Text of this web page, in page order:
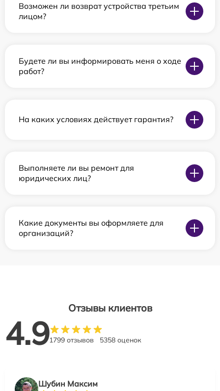
Возможен ли возврат устройства третьим
лицом?
Будете ли вы информировать меня о ходе
работ?
На каких условиях действует гарантия?
Выполняете ли вы ремонт для
юридических лиц?
Какие документы вы оформляете для
организаций?
Отзывы клиентов
4.91799 отзывов 5358 оценок
Шубин Максим